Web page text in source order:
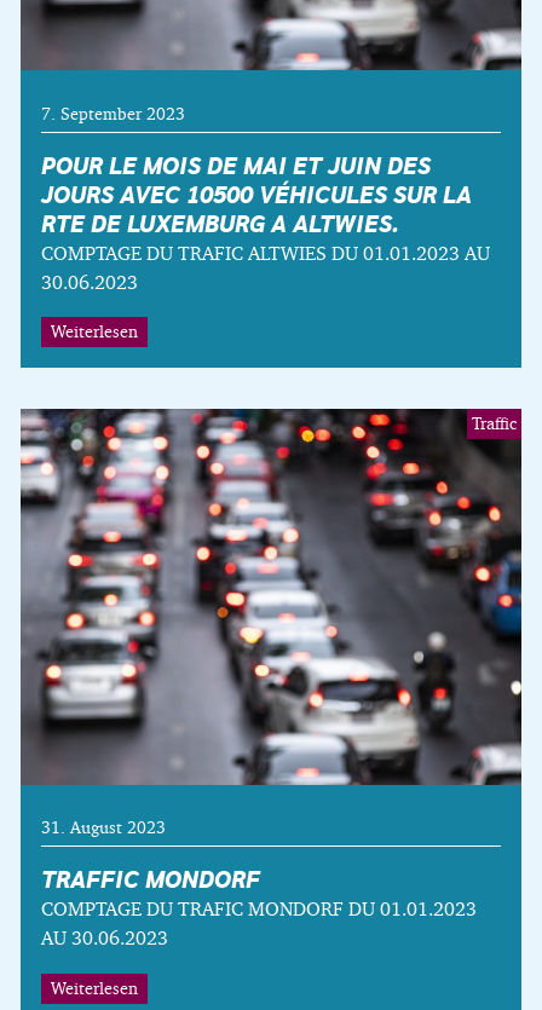
POUR LE MOIS DE MAI ET JUIN DES
JOURS AVEC 10500 VÉHICULES SUR LA
RTE DE LUXEMBURG A ALTWIES.
COMPTAGE DU TRAFIC ALTWIES DU 01.01.2023 AU
30.06.2023
Weiterlesen
7. September 2023
TRAFFIC MONDORF
COMPTAGE DU TRAFIC MONDORF DU 01.01.2023
AU 30.06.2023
Weiterlesen
31. August 2023
Traffic